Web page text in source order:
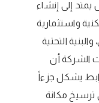
إلى إنشاء
واستثمارية
التحتية
الشركة أن
يشكل جزءاً
ترسيخ مكانة